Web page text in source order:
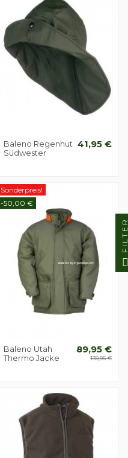
Baleno Regenhut
Südwester
41,95 €
Sonderpreis!
-50,00 €
Baleno Utah
Thermo Jacke
89,95 €
139,95 €